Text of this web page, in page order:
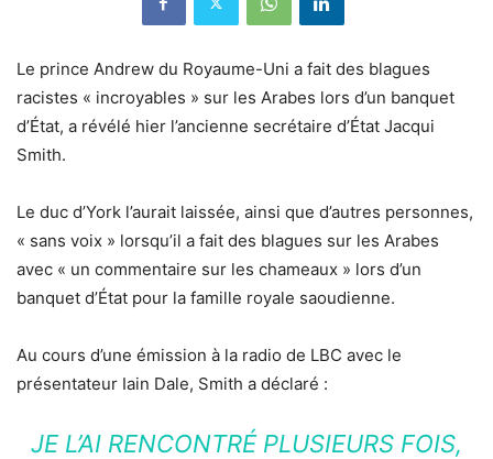
Le prince Andrew du Royaume-Uni a fait des blagues
racistes « incroyables » sur les Arabes lors d’un banquet
d’État, a révélé hier l’ancienne secrétaire d’État Jacqui
Smith.
Le duc d’York l’aurait laissée, ainsi que d’autres personnes,
« sans voix » lorsqu’il a fait des blagues sur les Arabes
avec « un commentaire sur les chameaux » lors d’un
banquet d’État pour la famille royale saoudienne.
Au cours d’une émission à la radio de LBC avec le
présentateur Iain Dale, Smith a déclaré :
JE L’AI RENCONTRÉ PLUSIEURS FOIS,